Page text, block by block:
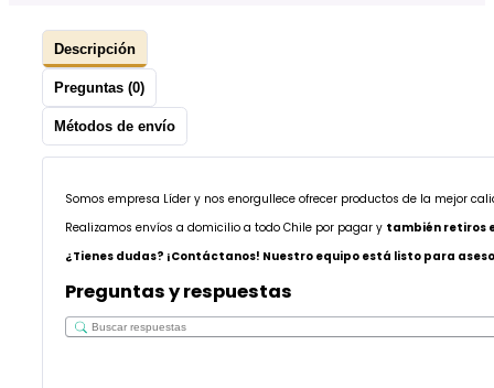
Descripción
Preguntas (0)
Métodos de envío
Somos empresa Líder y nos enorgullece ofrecer productos de la mejor
Realizamos envíos a domicilio a todo Chile por pagar y también retiros
¿Tienes dudas? ¡Contáctanos! Nuestro equipo está listo para
Preguntas y respuestas